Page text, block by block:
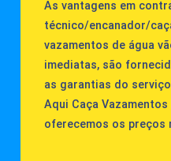
As vantagens em
técnico/encanador/
vazamentos de água
imediatas, são
as garantias do
Aqui Caça Vazamentos
oferecemos os preços